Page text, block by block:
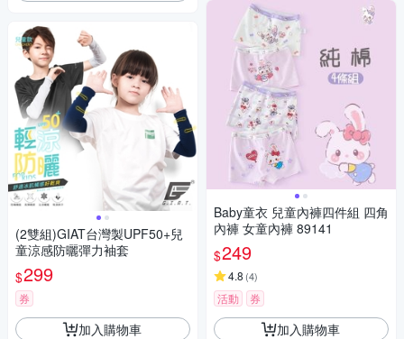
(2雙組)GIAT台灣製UPF50+兒
童涼感防曬彈力袖套
$299
券
加入購物車
Baby童衣 兒童內褲四件組 四角
內褲 女童內褲 89141
$249
4.8 (4)
活動 券
加入購物車